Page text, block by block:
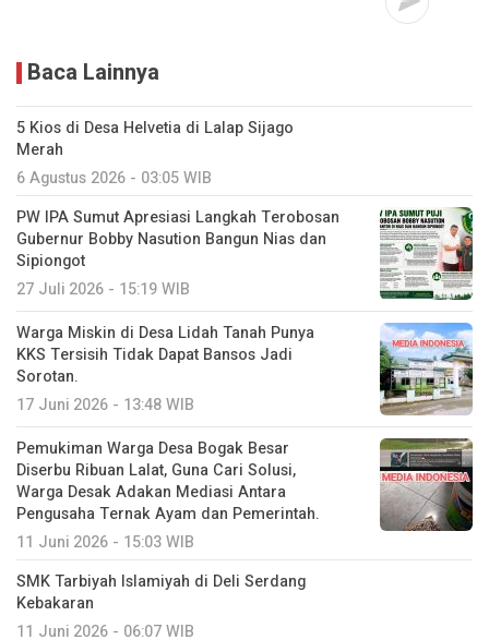
Baca Lainnya
5 Kios di Desa Helvetia di Lalap Sijago
Merah
6 Agustus 2026 - 03:05 WIB
PW IPA Sumut Apresiasi Langkah Terobosan
Gubernur Bobby Nasution Bangun Nias dan
Sipiongot
27 Juli 2026 - 15:19 WIB
Warga Miskin di Desa Lidah Tanah Punya
KKS Tersisih Tidak Dapat Bansos Jadi
Sorotan.
17 Juni 2026 - 13:48 WIB
Pemukiman Warga Desa Bogak Besar
Diserbu Ribuan Lalat, Guna Cari Solusi,
Warga Desak Adakan Mediasi Antara
Pengusaha Ternak Ayam dan Pemerintah.
11 Juni 2026 - 15:03 WIB
SMK Tarbiyah Islamiyah di Deli Serdang
Kebakaran
11 Juni 2026 - 06:07 WIB